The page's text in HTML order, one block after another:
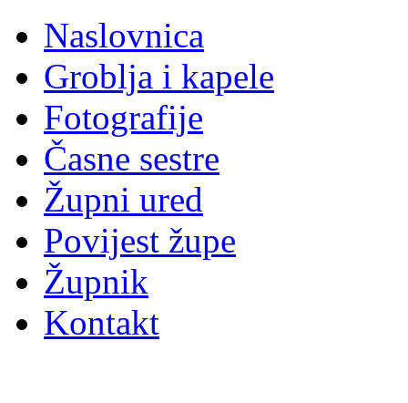
Naslovnica
Groblja i kapele
Fotografije
Časne sestre
Župni ured
Povijest župe
Župnik
Kontakt